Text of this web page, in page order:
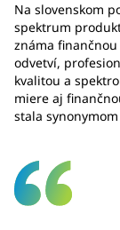
Na slovenskom
spektrum
známa
odvetví,
kvalitou a
miere aj
stala